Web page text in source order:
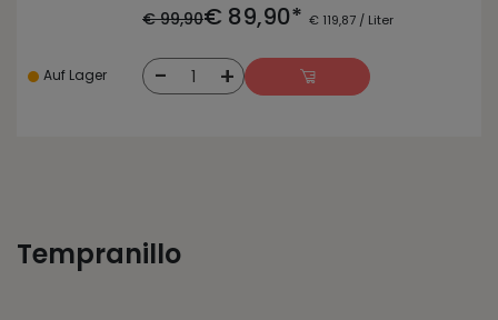
€ 99,90€ 89,90* € 119,87 / Liter
Auf Lager - 1 +
Tempranillo